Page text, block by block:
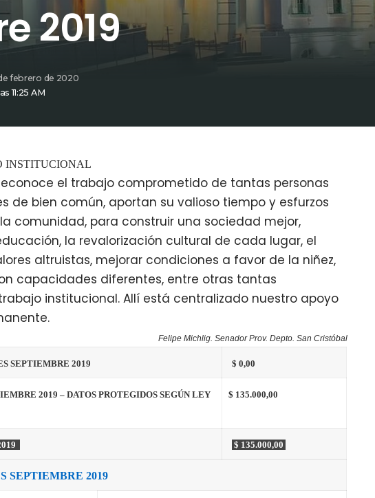
2019
11:25 AM
febrero de 2020
INSTITUCIONAL
el trabajo comprometido de tantas personas
de bien común, aportan su valioso tiempo y esfurzos
comunidad, para construir una sociedad mejor,
la revalorización cultural de cada lugar, el
altruistas, mejorar condiciones a favor de la niñez,
capacidades diferentes, entre otras tantas
institucional. Allí está centralizado nuestro apoyo
Felipe Michlig. Senador Prov. Depto. San Cristóbal
SEPTIEMBRE 2019 $ 0,00
2019 – DATOS PROTEGIDOS SEGÚN LEY
$ 135.000,00
$ 135.000,00
SEPTIEMBRE 2019